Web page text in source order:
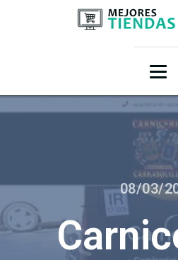
08/03/